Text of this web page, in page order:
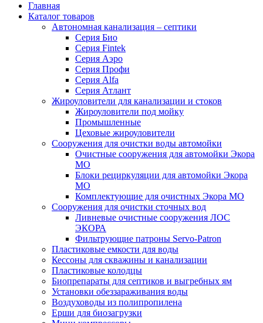
Главная
Каталог товаров
Автономная канализация – септики
Серия Био
Серия Fintek
Серия Аэро
Серия Профи
Серия Alfa
Серия Атлант
Жироуловители для канализации и стоков
Жироуловители под мойку
Промышленные
Цеховые жироуловители
Сооружения для очистки воды автомойки
Очистные сооружения для автомойки Экора
МО
Блоки рециркуляции для автомойки Экора
МО
Комплектующие для очистных Экора МО
Сооружения для очистки сточных вод
Ливневые очистные сооружения ЛОС
ЭКОРА
Фильтрующие патроны Servo-Patron
Пластиковые емкости для воды
Кессоны для скважины и канализации
Пластиковые колодцы
Биопрепараты для септиков и выгребных ям
Установки обеззараживания воды
Воздуховоды из полипропилена
Ерши для биозагрузки